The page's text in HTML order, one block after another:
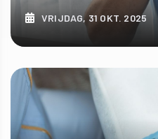
VRIJDAG, 31 OKT. 2025